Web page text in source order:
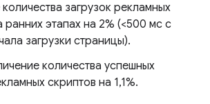
загрузок рекламных
ранних этапах на 2% (<500 мс с
загрузки страницы).
количества успешных
скриптов на 1,1%.